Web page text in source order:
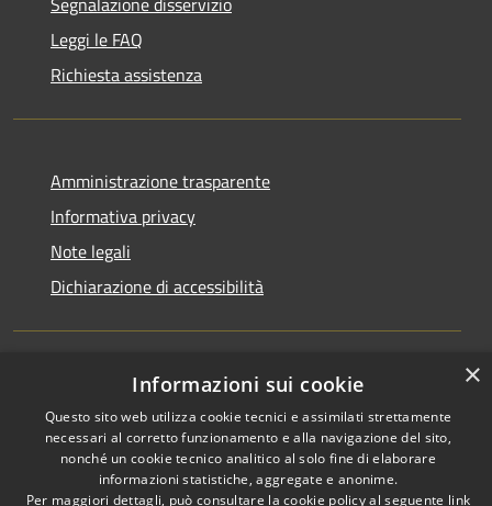
Leggi le FAQ
Richiesta assistenza
Amministrazione trasparente
Informativa privacy
Note legali
Dichiarazione di accessibilità
Accessibilità
Privacy
Copyright © 2026 • Comune di
Santo Stefano del Sole •
Powered byMunicipium•
Accesso redazione
×
Informazioni sui cookie
Questo sito web utilizza cookie tecnici e assimilati strettamente
necessari al corretto funzionamento e alla navigazione del sito,
nonché un cookie tecnico analitico al solo fine di elaborare
informazioni statistiche, aggregate e anonime.
Per maggiori dettagli, può consultare la cookie policy al seguente link